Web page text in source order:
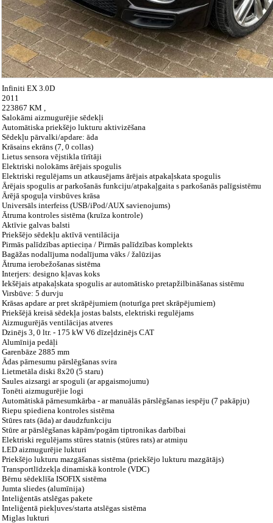
Infiniti EX 3.0D
2011
223867 KM ,
Salokāmi aizmugurējie sēdekļi
Automātiska priekšējo lukturu aktivizēšana
Sēdekļu pārvalki/apdare: āda
Krāsains ekrāns (7, 0 collas)
Lietus sensora vējstikla tīrītāji
Elektriski nolokāms ārējais spogulis
Elektriski regulējams un atkausējams ārējais atpakaļskata spogulis
Ārējais spogulis ar parkošanās funkciju/atpakaļgaita s parkošanās palīgsistēmu
Ārējā spoguļa virsbūves krāsa
Universāls interfeiss (USB/iPod/AUX savienojums)
Ātruma kontroles sistēma (kruīza kontrole)
Aktīvie galvas balsti
Priekšējo sēdekļu aktīvā ventilācija
Pirmās palīdzības aptieciņa / Pirmās palīdzības komplekts
Bagāžas nodalījuma nodalījuma vāks / žalūzijas
Ātruma ierobežošanas sistēma
Interjers: designo kļavas koks
Iekšējais atpakaļskata spogulis ar automātisko pretapžilbināšanas sistēmu
Virsbūve: 5 durvju
Krāsas apdare ar pret skrāpējumiem (noturīga pret skrāpējumiem)
Priekšējā kreisā sēdekļa jostas balsts, elektriski regulējams
Aizmugurējās ventilācijas atveres
Dzinējs 3, 0 ltr. - 175 kW V6 dīzeļdzinējs CAT
Alumīnija pedāļi
Garenbāze 2885 mm
Ādas pārnesumu pārslēgšanas svira
Lietmetāla diski 8x20 (5 staru)
Saules aizsargi ar spoguli (ar apgaismojumu)
Tonēti aizmugurējie logi
Automātiskā pārnesumkārba - ar manuālās pārslēgšanas iespēju (7 pakāpju)
Riepu spiediena kontroles sistēma
Stūres rats (āda) ar daudzfunkciju
Stūre ar pārslēgšanas kāpām/pogām tiptronikas darbībai
Elektriski regulējams stūres statnis (stūres rats) ar atmiņu
LED aizmugurējie lukturi
Priekšējo lukturu mazgāšanas sistēma (priekšējo lukturu mazgātājs)
Transportlīdzekļa dinamiskā kontrole (VDC)
Bērnu sēdeklīša ISOFIX sistēma
Jumta sliedes (alumīnija)
Inteliģentās atslēgas pakete
Inteliģentā piekļuves/starta atslēgas sistēma
Miglas lukturi